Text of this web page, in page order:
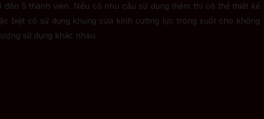
5 thành viên. Nếu có nhu cầu sử dụng thêm thì có thể thiết kế
biệt có sử dụng khung cửa kính cường lực trong suốt cho không
sử dụng khác nhau.